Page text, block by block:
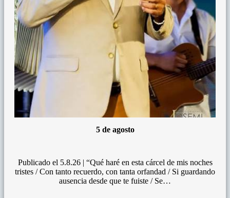
5 de agosto
Publicado el 5.8.26 | “Qué haré en esta cárcel de mis noches
tristes / Con tanto recuerdo, con tanta orfandad / Si guardando
ausencia desde que te fuiste / Se…